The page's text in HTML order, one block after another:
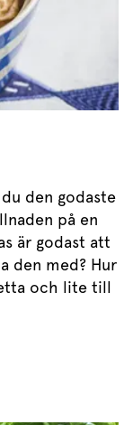
den godaste
på en
är godast att
den med? Hur
och lite till